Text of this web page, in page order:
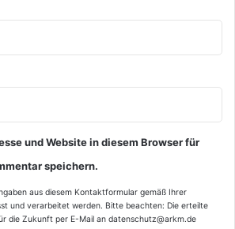
und Website in diesem Browser für
speichern.
aus diesem Kontaktformular gemäß Ihrer
und verarbeitet werden. Bitte beachten: Die erteilte
die Zukunft per E-Mail an datenschutz@arkm.de